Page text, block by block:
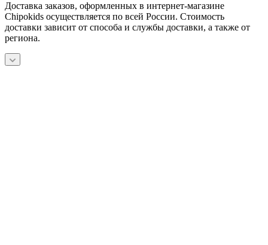
Доставка заказов, оформленных в интернет-магазине
Chipokids осуществляется по всей России. Стоимость
доставки зависит от способа и службы доставки, а также от
региона.